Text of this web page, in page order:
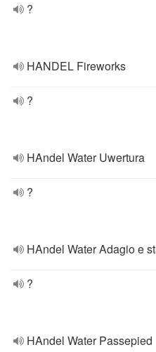
?
HANDEL Fireworks
?
HAndel Water Uwertura
?
HAndel Water Adagio e
?
HAndel Water Passepied